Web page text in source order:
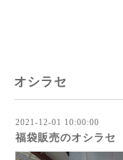
オシラセ
2021-12-01 10:00:00
福袋販売のオシラセ